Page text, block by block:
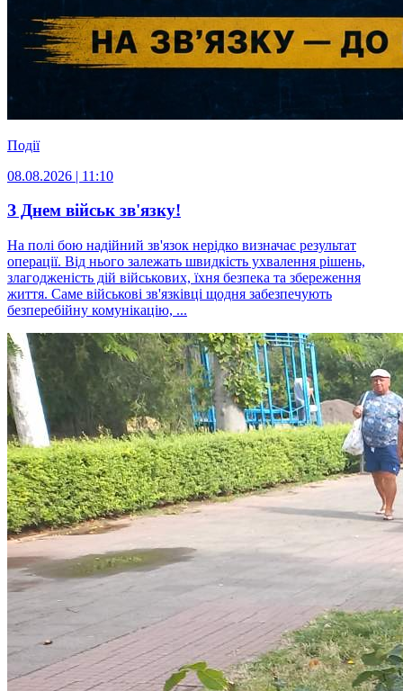
Події
08.08.2026 | 11:10
З Днем військ зв'язку!
На полі бою надійний зв'язок нерідко визначає результат
операції. Від нього залежать швидкість ухвалення рішень,
злагодженість дій військових, їхня безпека та збереження
життя. Саме військові зв'язківці щодня забезпечують
безперебійну комунікацію, ...